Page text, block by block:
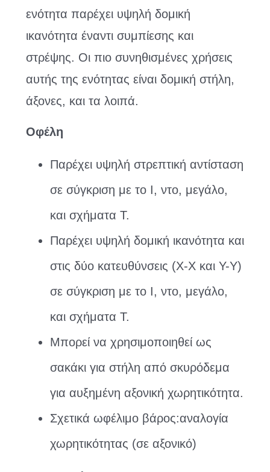
ενότητα παρέχει υψηλή δομική
ικανότητα έναντι συμπίεσης και
στρέψης. Οι πιο συνηθισμένες χρήσεις
αυτής της ενότητας είναι δομική στήλη,
άξονες, και τα λοιπά.
Οφέλη
Παρέχει υψηλή στρεπτική αντίσταση
σε σύγκριση με το I, ντο, μεγάλο,
και σχήματα Τ.
Παρέχει υψηλή δομική ικανότητα και
στις δύο κατευθύνσεις (X-X και Y-Y)
σε σύγκριση με το I, ντο, μεγάλο,
και σχήματα Τ.
Μπορεί να χρησιμοποιηθεί ως
σακάκι για στήλη από σκυρόδεμα
για αυξημένη αξονική χωρητικότητα.
Σχετικά ωφέλιμο βάρος:αναλογία
χωρητικότητας (σε αξονικό)